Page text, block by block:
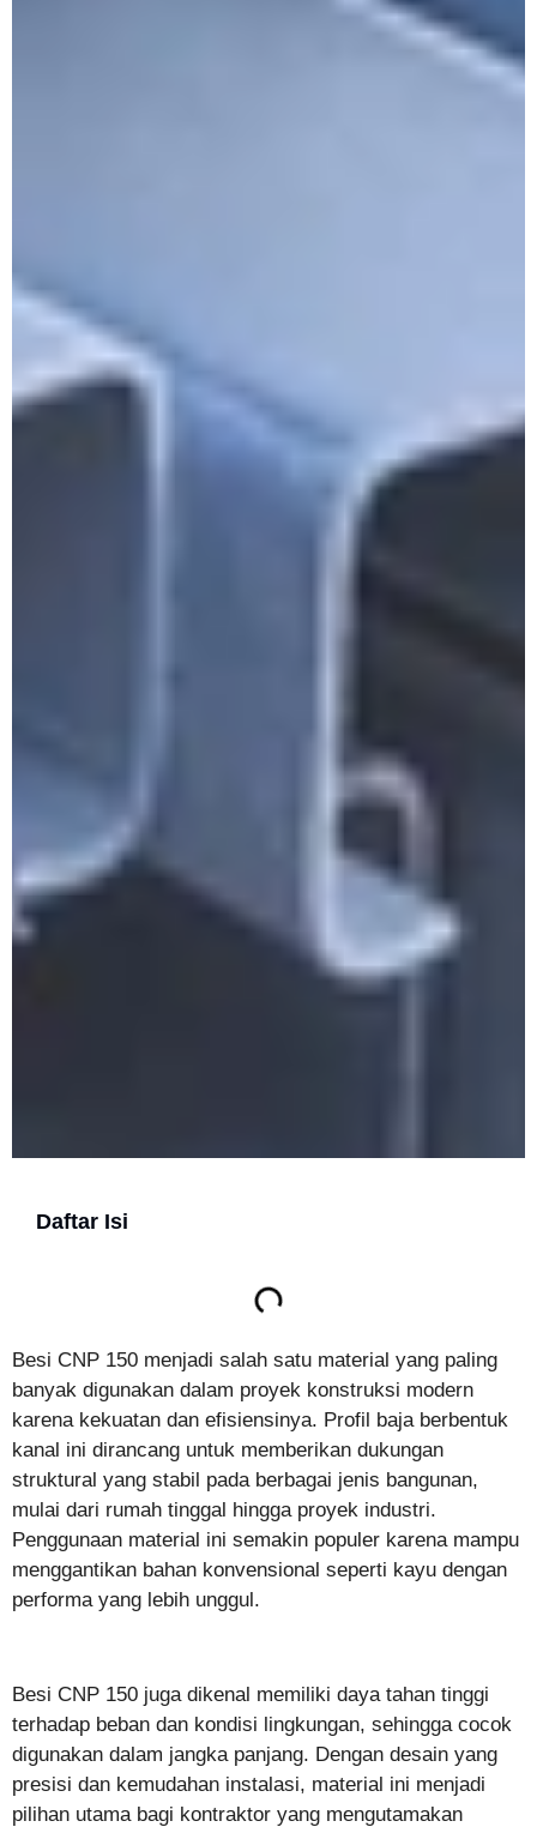
Daftar Isi
Besi CNP 150 menjadi salah satu material yang paling
banyak digunakan dalam proyek konstruksi modern
karena kekuatan dan efisiensinya. Profil baja berbentuk
kanal ini dirancang untuk memberikan dukungan
struktural yang stabil pada berbagai jenis bangunan,
mulai dari rumah tinggal hingga proyek industri.
Penggunaan material ini semakin populer karena mampu
menggantikan bahan konvensional seperti kayu dengan
performa yang lebih unggul.
Besi CNP 150 juga dikenal memiliki daya tahan tinggi
terhadap beban dan kondisi lingkungan, sehingga cocok
digunakan dalam jangka panjang. Dengan desain yang
presisi dan kemudahan instalasi, material ini menjadi
pilihan utama bagi kontraktor yang mengutamakan